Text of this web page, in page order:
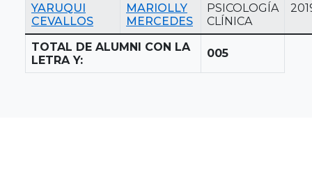
YARUQUI
CEVALLOS
MARIOLLY
MERCEDES
PSICOLOGÍA
CLÍNICA
TOTAL DE ALUMNI CON LA
LETRA Y:
005